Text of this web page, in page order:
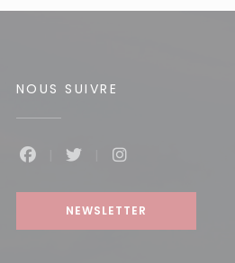
NOUS SUIVRE
Facebook ((ouvre une
NEWSLETTER